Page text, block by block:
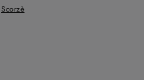
Scorzè